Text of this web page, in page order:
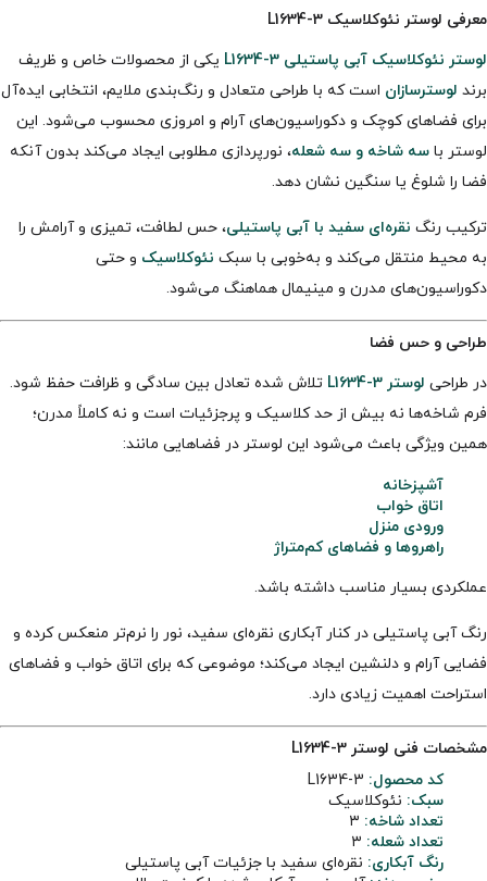
معرفی لوستر نئوکلاسیک L1634-3
لوستر نئوکلاسیک آبی پاستیلی L1634-3
یکی از محصولات خاص و ظریف
برند لوسترسازان است که با طراحی متعادل و رنگ‌بندی ملایم، انتخابی ایده‌آل
برای فضاهای کوچک و دکوراسیون‌های آرام و امروزی محسوب می‌شود. این
لوستر با سه شاخه و سه شعله، نورپردازی مطلوبی ایجاد می‌کند بدون آنکه
فضا را شلوغ یا سنگین نشان دهد.
ترکیب رنگ نقره‌ای سفید با آبی پاستیلی، حس لطافت، تمیزی و آرامش را
به محیط منتقل می‌کند و به‌خوبی با سبک نئوکلاسیک و حتی
دکوراسیون‌های مدرن و مینیمال هماهنگ می‌شود.
طراحی و حس فضا
در طراحی لوستر L1634-3
تلاش شده تعادل بین سادگی و ظرافت حفظ شود.
فرم شاخه‌ها نه بیش از حد کلاسیک و پرجزئیات است و نه کاملاً مدرن؛
همین ویژگی باعث می‌شود این لوستر در فضاهایی مانند:
آشپزخانه
اتاق خواب
ورودی منزل
راهروها و فضاهای کم‌متراژ
عملکردی بسیار مناسب داشته باشد.
رنگ آبی پاستیلی در کنار آبکاری نقره‌ای سفید، نور را نرم‌تر منعکس کرده و
فضایی آرام و دلنشین ایجاد می‌کند؛ موضوعی که برای اتاق خواب و فضاهای
استراحت اهمیت زیادی دارد.
مشخصات فنی لوستر L1634-3
کد محصول:
سبک: نئوکلاسیک
تعداد شاخه:
تعداد شعله:
رنگ آبکاری: نقره‌ای سفید با جزئیات آبی پاستیلی